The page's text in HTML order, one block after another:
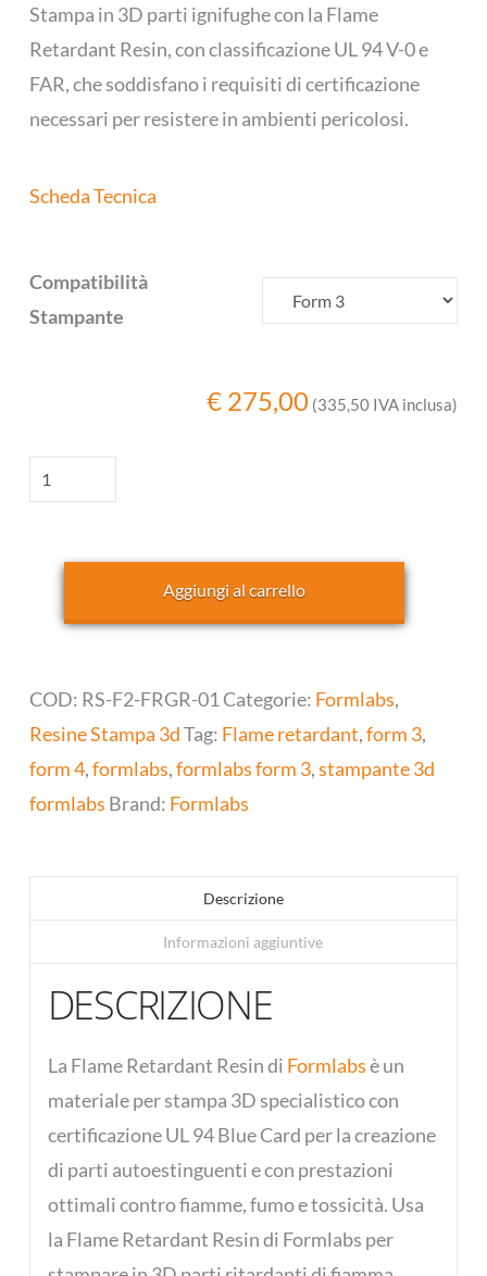
Stampa in 3D parti ignifughe con la Flame
Retardant Resin, con classificazione UL 94 V-0 e
FAR, che soddisfano i requisiti di certificazione
necessari per resistere in ambienti pericolosi.
Scheda Tecnica
Compatibilità
Stampante
€ 275,00 (335,50 IVA inclusa)
Cartuccia
Resina
Retardant
Aggiungi al carrello
COD: RS-F2-FRGR-01Categorie: Formlabs,
Resine Stampa 3dTag: Flame retardant,form 3,
form 4,formlabs,formlabs form 3,stampante 3d
formlabs Brand: Formlabs
Descrizione
Informazioni aggiuntive
DESCRIZIONE
La Flame Retardant Resin di Formlabsè un
materiale per stampa 3D specialistico con
certificazione UL 94 Blue Card per la creazione
di parti autoestinguenti e con prestazioni
ottimali contro fiamme, fumo e tossicità. Usa
la Flame Retardant Resin di Formlabs per